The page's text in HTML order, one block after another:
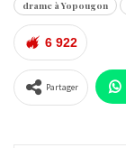
drame à Yopougon
6 922
Partager